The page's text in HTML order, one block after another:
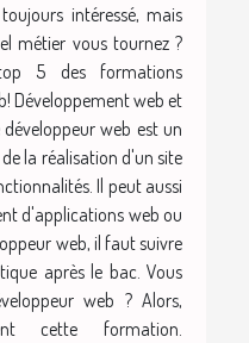
intéressé, mais
métier vous tournez ?
5 des formations
Développement web et
web est un
la réalisation d'un site
Il peut aussi
d'applications web ou
web, il faut suivre
après le bac. Vous
web ? Alors,
cette formation.